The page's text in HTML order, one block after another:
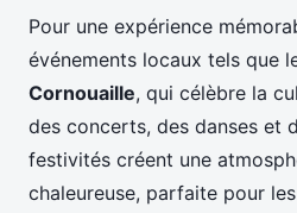
Pour une expérience
événements locaux tels que
Cornouaille, qui célèbre la
des concerts, des danses et
festivités créent une
chaleureuse, parfaite pour